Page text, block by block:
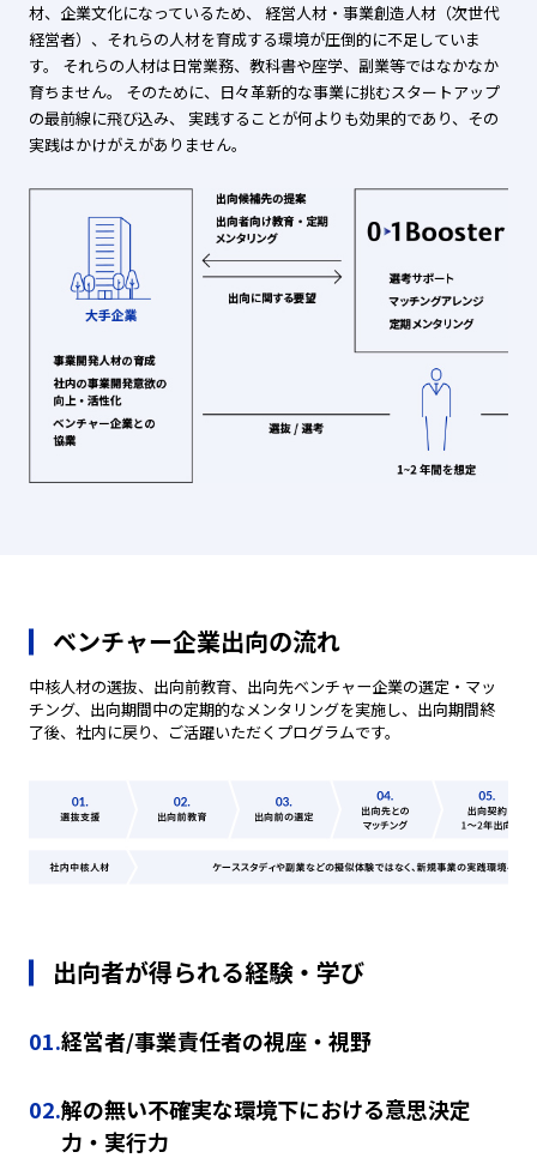
材、企業文化になっているため、 経営人材・事業創造人材（次世代
経営者）、それらの人材を育成する環境が圧倒的に不足していま
す。
それらの人材は日常業務、教科書や座学、副業等ではなかなか
育ちません。
そのために、日々革新的な事業に挑むスタートアップ
の最前線に飛び込み、 実践することが何よりも効果的であり、その
実践はかけがえがありません。
ベンチャー企業出向の流れ
中核人材の選抜、出向前教育、出向先ベンチャー企業の選定・マッ
チング、出向期間中の定期的なメンタリングを実施し、出向期間終
了後、社内に戻り、ご活躍いただくプログラムです。
出向者が得られる経験・学び
01.経営者/事業責任者の視座・視野
02.解の無い不確実な環境下における意思決定
力・実行力